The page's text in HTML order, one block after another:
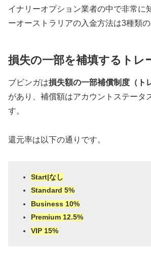
イナリーオプション業者の中で非常に
ーオーストラリアの入金方法は3種類の
損失の一部を補填するトレ
ブビンガは損失額の一部補償制度（ト
があり、補償額はアカウントステータ
す。
還元率は以下の通りです。
Start|なし
Standard 5%
Business 10%
Premium 12.5%
VIP 15%